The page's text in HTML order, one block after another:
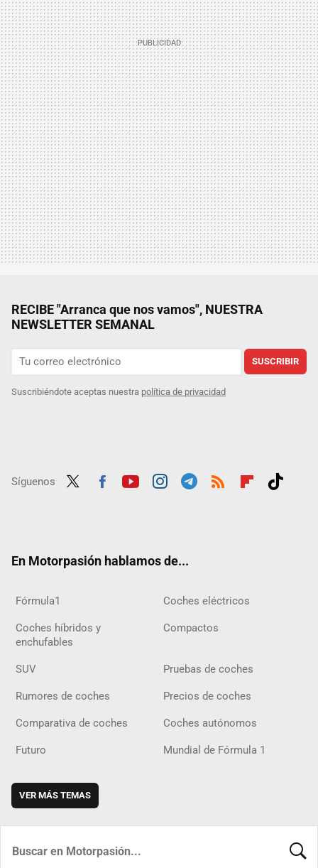
RECIBE "Arranca que nos vamos", NUESTRA
NEWSLETTER SEMANAL
SUSCRIBIR
Suscribiéndote aceptas nuestra política de privacidad
Síguenos
En Motorpasión hablamos de...
Fórmula1 Coches eléctricos
Coches híbridos y
enchufables
Compactos
SUV Pruebas de coches
Rumores de coches Precios de coches
Comparativa de coches Coches autónomos
Futuro Mundial de Fórmula 1
VER MÁS TEMAS